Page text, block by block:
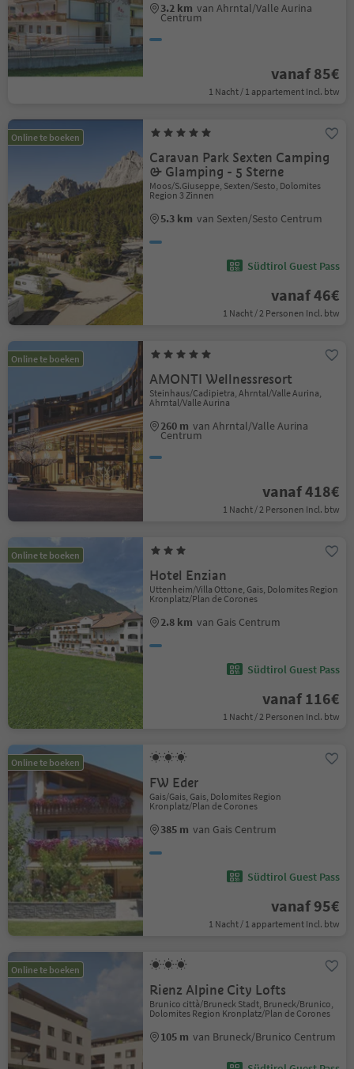
3.2 km van Ahrntal/Valle Aurina
Centrum
vanaf 85€
1 Nacht / 1 appartement Incl. btw
Online te boeken
Caravan Park Sexten Camping
& Glamping - 5 Sterne
Moos/S.Giuseppe, Sexten/Sesto, Dolomites
Region 3 Zinnen
5.3 km van Sexten/Sesto Centrum
Südtirol Guest Pass
vanaf 46€
1 Nacht / 2 Personen Incl. btw
Online te boeken
AMONTI Wellnessresort
Steinhaus/Cadipietra, Ahrntal/Valle Aurina,
Ahrntal/Valle Aurina
260 m van Ahrntal/Valle Aurina
Centrum
vanaf 418€
1 Nacht / 2 Personen Incl. btw
Online te boeken
Hotel Enzian
Uttenheim/Villa Ottone, Gais, Dolomites Region
Kronplatz/Plan de Corones
2.8 km van Gais Centrum
Südtirol Guest Pass
vanaf 116€
1 Nacht / 2 Personen Incl. btw
Online te boeken
FW Eder
Gais/Gais, Gais, Dolomites Region
Kronplatz/Plan de Corones
385 m van Gais Centrum
Südtirol Guest Pass
vanaf 95€
1 Nacht / 1 appartement Incl. btw
Online te boeken
Rienz Alpine City Lofts
Brunico città/Bruneck Stadt, Bruneck/Brunico,
Dolomites Region Kronplatz/Plan de Corones
105 m van Bruneck/Brunico Centrum